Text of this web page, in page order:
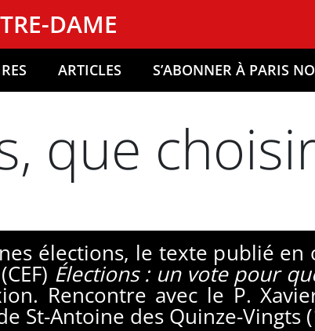
DAME
ARTICLES S’ABONNER À PARIS
que
élections, le texte publié
Élections : un vote pour
Rencontre avec le P.
St-Antoine des Quinze-Vingts